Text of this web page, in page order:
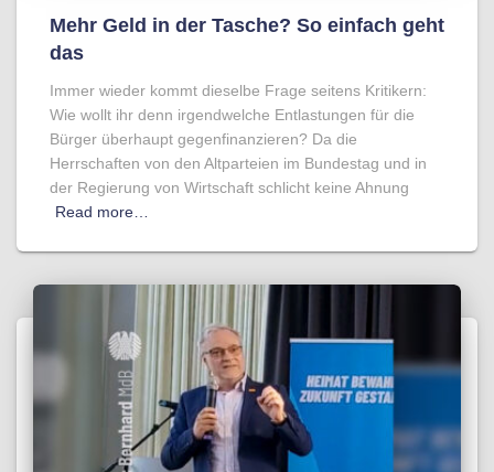
Mehr Geld in der Tasche? So einfach geht
das
Immer wieder kommt dieselbe Frage seitens Kritikern:
Wie wollt ihr denn irgendwelche Entlastungen für die
Bürger überhaupt gegenfinanzieren? Da die
Herrschaften von den Altparteien im Bundestag und in
der Regierung von Wirtschaft schlicht keine Ahnung
Read more…